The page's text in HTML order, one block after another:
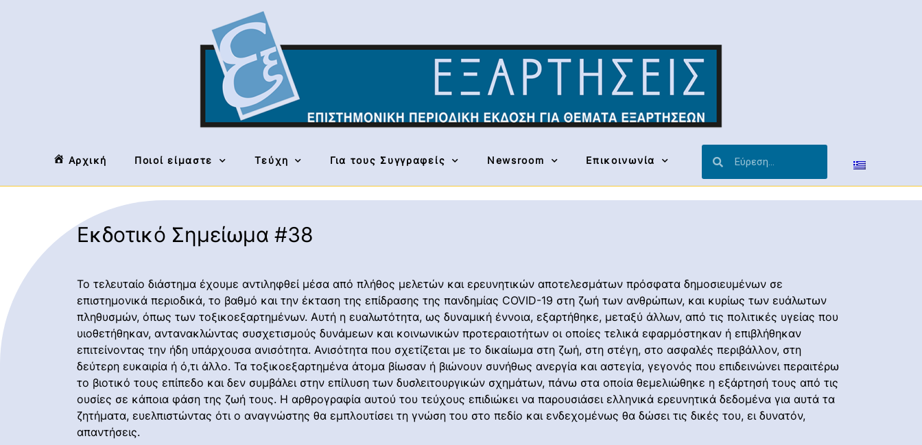
Αρχική Ποιοί είμαστε Τεύχη Για τους Συγγραφείς Newsroom Επικοινωνία
Εκδοτικό Σημείωμα #38
Το τελευταίο διάστημα έχουμε αντιληφθεί μέσα από πλήθος μελετών και ερευνητικών αποτελεσμάτων πρόσφατα δημοσιευμένων σε
επιστημονικά περιοδικά, το βαθμό και την έκταση της επίδρασης της πανδημίας COVID-19 στη ζωή των ανθρώπων, και κυρίως των ευάλωτων
πληθυσμών, όπως των τοξικοεξαρτημένων. Αυτή η ευαλωτότητα, ως δυναμική έννοια, εξαρτήθηκε, μεταξύ άλλων, από τις πολιτικές υγείας που
υιοθετήθηκαν, αντανακλώντας συσχετισμούς δυνάμεων και κοινωνικών προτεραιοτήτων οι οποίες τελικά εφαρμόστηκαν ή επιβλήθηκαν
επιτείνοντας την ήδη υπάρχουσα ανισότητα. Ανισότητα που σχετίζεται με το δικαίωμα στη ζωή, στη στέγη, στο ασφαλές περιβάλλον, στη
δεύτερη ευκαιρία ή ό,τι άλλο. Τα τοξικοεξαρτημένα άτομα βίωσαν ή βιώνουν συνήθως ανεργία και αστεγία, γεγονός που επιδεινώνει περαιτέρω
το βιοτικό τους επίπεδο και δεν συμβάλει στην επίλυση των δυσλειτουργικών σχημάτων, πάνω στα οποία θεμελιώθηκε η εξάρτησή τους από τις
ουσίες σε κάποια φάση της ζωή τους. Η αρθρογραφία αυτού του τεύχους επιδιώκει να παρουσιάσει ελληνικά ερευνητικά δεδομένα για αυτά τα
ζητήματα, ευελπιστώντας ότι ο αναγνώστης θα εμπλουτίσει τη γνώση του στο πεδίο και ενδεχομένως θα δώσει τις δικές του, ει δυνατόν,
απαντήσεις.